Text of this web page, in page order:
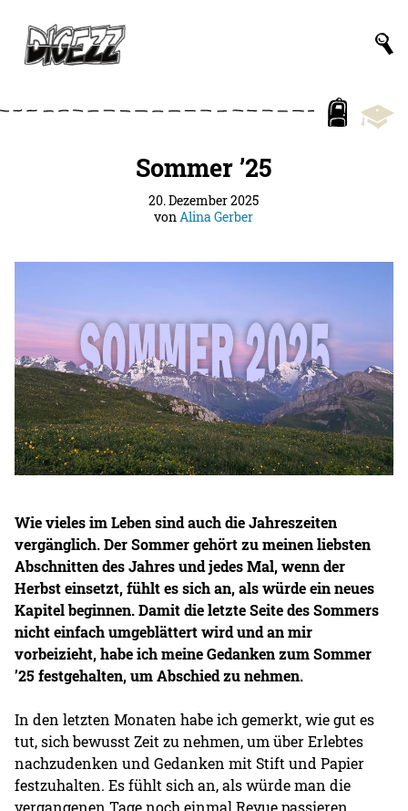
Sommer ’25
20. Dezember 2025
vonAlina Gerber
Wie vieles im Leben sind auch die Jahreszeiten
vergänglich. Der Sommer gehört zu meinen liebsten
Abschnitten des Jahres und jedes Mal, wenn der
Herbst einsetzt, fühlt es sich an, als würde ein neues
Kapitel beginnen. Damit die letzte Seite des Sommers
nicht einfach umgeblättert wird und an mir
vorbeizieht, habe ich meine Gedanken zum Sommer
’25 festgehalten, um Abschied zu nehmen.
In den letzten Monaten habe ich gemerkt, wie gut es
tut, sich bewusst Zeit zu nehmen, um über Erlebtes
nachzudenken und Gedanken mit Stift und Papier
festzuhalten. Es fühlt sich an, als würde man die
vergangenen Tage noch einmal Revue passieren